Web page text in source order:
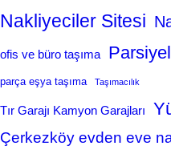
Nakliyeciler Sitesi
ofis ve büro taşıma Parsiyel
parça eşya taşıma Taşımacılık
Tır Garajı Kamyon Garajları
Çerkezköy evden eve